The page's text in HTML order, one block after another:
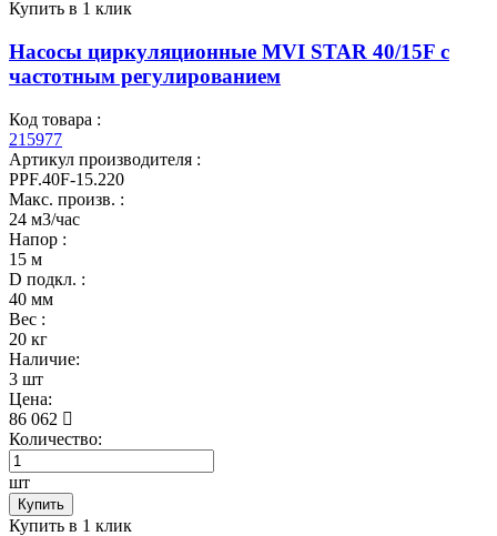
Купить в 1 клик
Насосы циркуляционные MVI STAR 40/15F с
частотным регулированием
Код товара :
215977
Артикул производителя :
PPF.40F-15.220
Макс. произв. :
24 м3/час
Напор :
15 м
D подкл. :
40 мм
Вес :
20 кг
Наличие:
3 шт
Цена:
86 062
Количество:
шт
Купить
Купить в 1 клик